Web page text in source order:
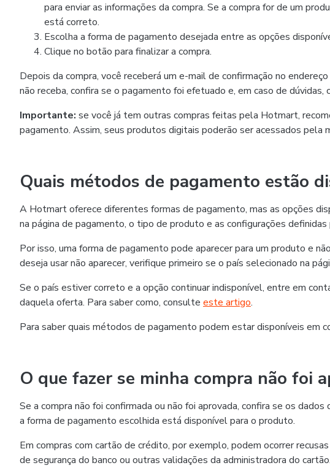
para enviar as informações da compra. Se a compra for de um
está correto.
Escolha a forma de pagamento desejada entre as opções
Clique no botão para finalizar a compra.
Depois da compra, você receberá um e-mail de confirmação no
não receba, confira se o pagamento foi efetuado e, em caso de dúvidas,
Importante: se você já tem outras compras feitas pela Hotmart,
pagamento. Assim, seus produtos digitais poderão ser acessados pela
Quais métodos de pagamento estão
A Hotmart oferece diferentes formas de pagamento, mas as opções
na página de pagamento, o tipo de produto e as configurações
Por isso, uma forma de pagamento pode aparecer para um produto e
deseja usar não aparecer, verifique primeiro se o país selecionado na
Se o país estiver correto e a opção continuar indisponível, entre em
daquela oferta. Para saber como, consulte este artigo.
Para saber quais métodos de pagamento podem estar disponíveis em
O que fazer se minha compra não foi
Se a compra não foi confirmada ou não foi aprovada, confira se os
a forma de pagamento escolhida está disponível para o produto.
Em compras com cartão de crédito, por exemplo, podem ocorrer
de segurança do banco ou outras validações da administradora do cartão.